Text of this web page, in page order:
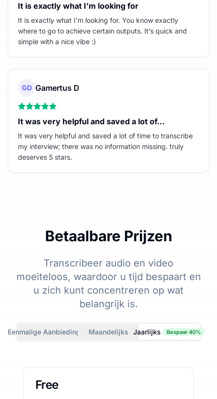
It is exactly what I’m looking for
It is exactly what I’m looking for. You know exactly
where to go to achieve certain outputs. It’s quick and
simple with a nice vibe :)
GD Gamertus D
It was very helpful and saved a lot of…
It was very helpful and saved a lot of time to transcribe
my interview; there was no information missing. truly
deserves 5 stars.
Betaalbare Prijzen
Transcribeer audio en video
moeiteloos, waardoor u tijd bespaart en
u zich kunt concentreren op wat
belangrijk is.
Eenmalige Aanbiedingen Maandelijks Jaarlijks Bespaar 40%
Free